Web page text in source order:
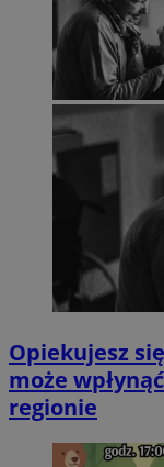
Opiekujesz
może
regionie